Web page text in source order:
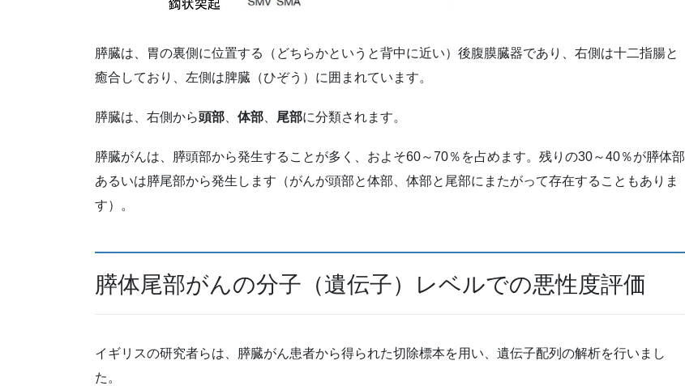
膵臓は、胃の裏側に位置する（どちらかというと背中に近い）後腹膜臓器であり、右側は十二指腸と
癒合しており、左側は脾臓（ひぞう）に囲まれています。
膵臓は、右側から頭部 体部 尾部に分類されます。
膵臓がんは、膵頭部から発生することが多く、およそ60～70％を占めます。残りの30～40％が膵体部
あるいは膵尾部から発生します（がんが頭部と体部、体部と尾部にまたがって存在することもありま
す）。
膵体尾部がんの分子（遺伝子）レベルでの悪性度評価
イギリスの研究者らは、膵臓がん患者から得られた切除標本を用い、遺伝子配列の解析を行いまし
た。